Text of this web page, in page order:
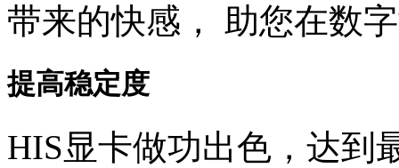
带来的快感， 助您在数
提高稳定度
HIS显卡做功出色，达到